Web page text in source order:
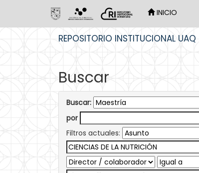
INICIO
REPOSITORIO INSTITUCIONAL UAQ
Buscar
Buscar:
por
Filtros actuales: